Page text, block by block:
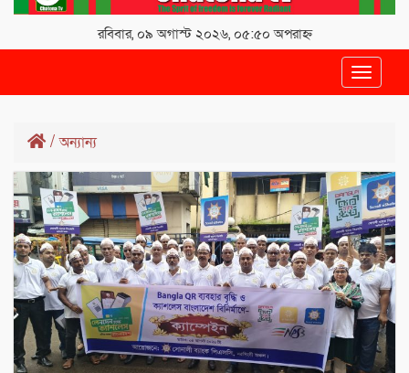
রবিবার, ০৯ অগাস্ট ২০২৬, ০৫:৫০ অপরাহ্ন
Toggle
/অন্যান্য